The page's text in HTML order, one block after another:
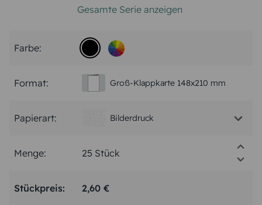
Gesamte Serie anzeigen
Farbe:
Format: Groß-Klappkarte 148x210 mm
Papierart: Bilderdruck
Menge:
Stückpreis: 2,60 €